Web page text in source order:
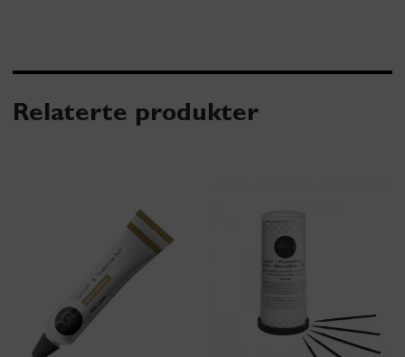
Relaterte produkter